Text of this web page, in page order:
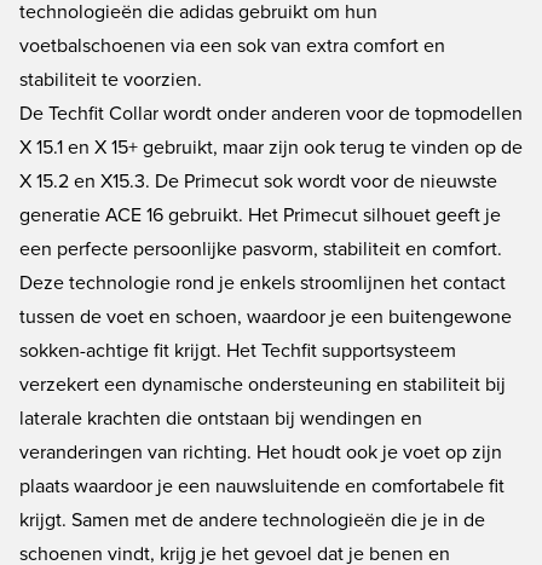
technologieën die adidas gebruikt om hun
voetbalschoenen via een sok van extra comfort en
stabiliteit te voorzien.
De Techfit Collar wordt onder anderen voor de topmodellen
X 15.1 en X 15+ gebruikt, maar zijn ook terug te vinden op de
X 15.2 en X15.3. De Primecut sok wordt voor de nieuwste
generatie ACE 16 gebruikt. Het Primecut silhouet geeft je
een perfecte persoonlijke pasvorm, stabiliteit en comfort.
Deze technologie rond je enkels stroomlijnen het contact
tussen de voet en schoen, waardoor je een buitengewone
sokken-achtige fit krijgt. Het Techfit supportsysteem
verzekert een dynamische ondersteuning en stabiliteit bij
laterale krachten die ontstaan bij wendingen en
veranderingen van richting. Het houdt ook je voet op zijn
plaats waardoor je een nauwsluitende en comfortabele fit
krijgt. Samen met de andere technologieën die je in de
schoenen vindt, krijg je het gevoel dat je benen en